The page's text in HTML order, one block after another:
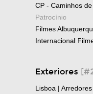
CP - Caminhos
Patrocínio
Filmes
Internacional
Exteriores
Lisboa |